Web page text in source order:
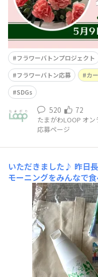
フラワーバトンプロジェクト
フラワーバトン応募
カ
SDGs
520 72
たまがわLOOP オ
応募ページ
いただきました♪ 昨日
モーニングをみんなで
人でウォーキングがて
のですが、意外やグラ
ーネーションいただき
ト🎁も受け取りました